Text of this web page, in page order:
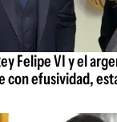
Felipe VI y el
con efusividad,